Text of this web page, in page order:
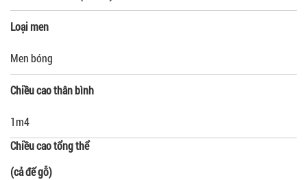
Loại men
Men bóng
Chiều cao thân bình
1m4
Chiều cao tổng thể
(cả đế gỗ)